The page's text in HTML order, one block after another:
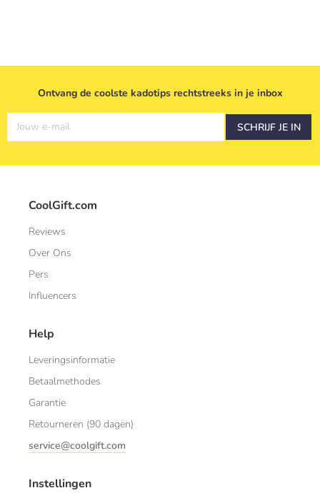
Ontvang de coolste kadotips rechtstreeks in je inbox
Jouw e-mail SCHRIJF JE IN
CoolGift.com
Reviews
Over Ons
Pers
Influencers
Help
Leveringsinformatie
Betaalmethodes
Garantie
Retourneren (90 dagen)
service@coolgift.com
Instellingen